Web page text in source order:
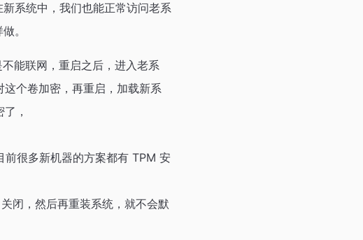
系统中，我们也能正常访问老系
。
能联网，重启之后，进入老系
个卷加密，再重启，加载新系
，
很多新机器的方案都有 TPM 安
闭，然后再重装系统，就不会默